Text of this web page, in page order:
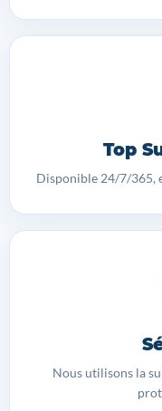
Top
Disponible 24/7/365,
Nous utilisons la